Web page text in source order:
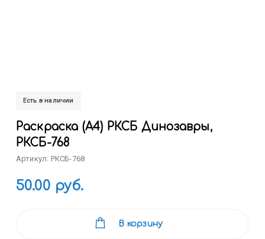
Есть в наличии
Раскраска (А4) РКСБ Динозавры,
РКСБ-768
Артикул: РКСБ-768
50.00 руб.
В корзину